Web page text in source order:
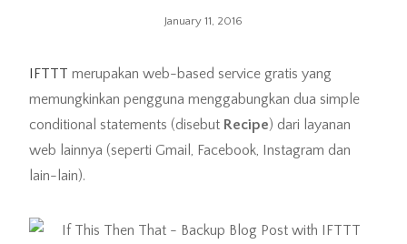
January 11, 2016
IFTTT merupakan web-based service gratis yang
memungkinkan pengguna menggabungkan dua simple
conditional statements (disebut Recipe) dari layanan
web lainnya (seperti Gmail, Facebook, Instagram dan
lain-lain).